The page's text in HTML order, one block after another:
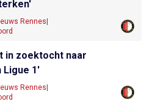
Rennes
in zoektocht naar
Ligue 1'
Rennes